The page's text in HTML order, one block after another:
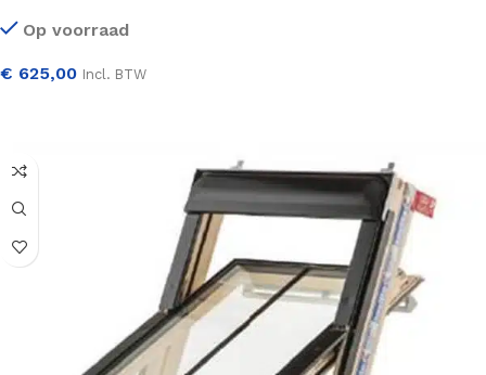
Op voorraad
€ 625,00 Incl. BTW